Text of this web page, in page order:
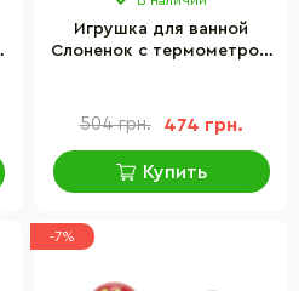
Игрушка для ванной
Слоненок с термометром
504 грн. 474 грн.
Купить
-7%